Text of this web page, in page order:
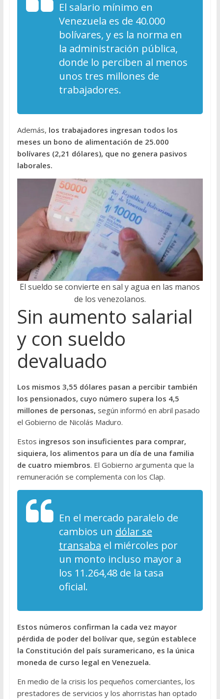
El salario mínimo en
Venezuela es de 40.000
bolívares, y es la norma en
la administración pública,
donde lo perciben al menos
unos tres millones de
trabajadores.
Además, los trabajadores ingresan todos los
meses un bono de alimentación de 25.000
bolívares (2,21 dólares), que no genera pasivos
laborales.
El sueldo se convierte en sal y agua en las manos
de los venezolanos.
Sin aumento salarial
y con sueldo
devaluado
Los mismos 3,55 dólares pasan a percibir también
los pensionados, cuyo número supera los 4,5
millones de personas, según informó en abril pasado
el Gobierno de Nicolás Maduro.
Estos ingresos son insuficientes para comprar,
siquiera, los alimentos para un día de una familia
de cuatro miembros. El Gobierno argumenta que la
remuneración se complementa con los Clap.
En el mercado paralelo de
cambios un dólar se
transaba el miércoles por
un monto incluso mayor a
los 11.264,48 de la tasa
oficial.
Estos números confirman la cada vez mayor
pérdida de poder del bolívar que, según establece
la Constitución del país suramericano, es la única
moneda de curso legal en Venezuela.
En medio de la crisis los pequeños comerciantes, los
prestadores de servicios y los ahorristas han optado